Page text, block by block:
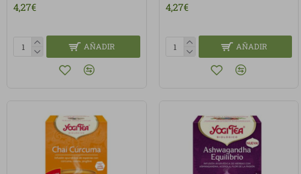
4,27€
AÑADIR
4,27€
AÑADIR